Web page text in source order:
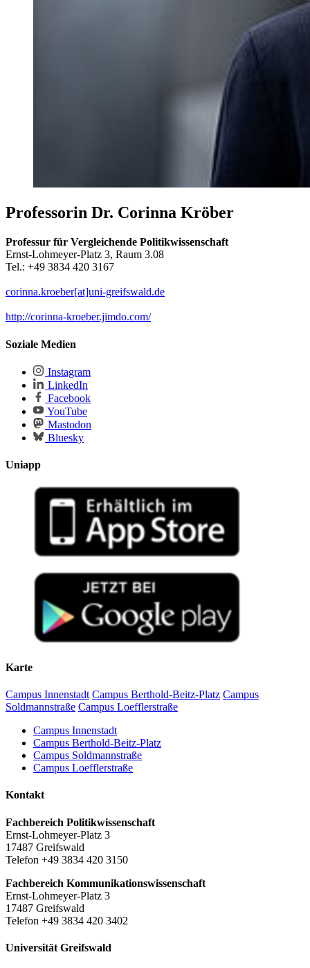
Professorin Dr. Corinna Kröber
Professur für Vergleichende Politikwissenschaft
Ernst-Lohmeyer-Platz 3, Raum 3.08
Tel.: +49 3834 420 3167
corinna.kroeber[at]uni-greifswald.de
http://corinna-kroeber.jimdo.com/
Soziale Medien
Instagram
LinkedIn
Facebook
YouTube
Mastodon
Bluesky
Uniapp
Karte
Campus Innenstadt Campus Berthold-Beitz-Platz Campus
Soldmannstraße Campus Loefflerstraße
Campus Innenstadt
Campus Berthold-Beitz-Platz
Campus Soldmannstraße
Campus Loefflerstraße
Kontakt
Fachbereich Politikwissenschaft
Ernst-Lohmeyer-Platz 3
17487 Greifswald
Telefon +49 3834 420 3150
Fachbereich Kommunikationswissenschaft
Ernst-Lohmeyer-Platz 3
17487 Greifswald
Telefon +49 3834 420 3402
Universität Greifswald